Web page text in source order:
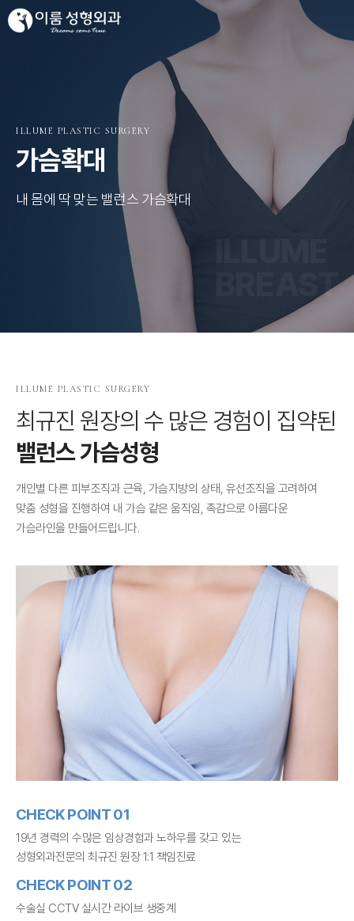
ILLUME PLASTIC SURGERY
가슴확대
내 몸에 딱 맞는 밸런스 가슴확대
BREAST
ILLUME PLASTIC SURGERY
최규진 원장의 수 많은 경험이 집약된
밸런스 가슴성형
개인별 다른 피부조직과 근육, 가슴지방의 상태, 유선조직을 고려하여
맞춤 성형을 진행하여 내 가슴 같은 움직임, 촉감으로 아름다운
가슴라인을 만들어드립니다.
CHECK POINT 01
19년 경력의 수많은 임상경험과 노하우를 갖고 있는
성형외과전문의 최규진 원장 1:1 책임진료
CHECK POINT 02
수술실 CCTV 실시간 라이브 생중계